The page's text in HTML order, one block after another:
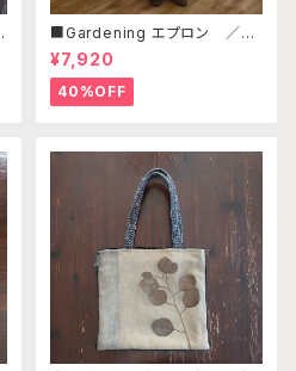
■Gardening エプロン ／マ
スタード
¥7,920
40%OFF